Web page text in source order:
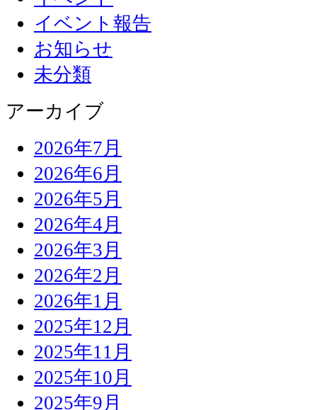
イベント報告
お知らせ
未分類
アーカイブ
2026年7月
2026年6月
2026年5月
2026年4月
2026年3月
2026年2月
2026年1月
2025年12月
2025年11月
2025年10月
2025年9月